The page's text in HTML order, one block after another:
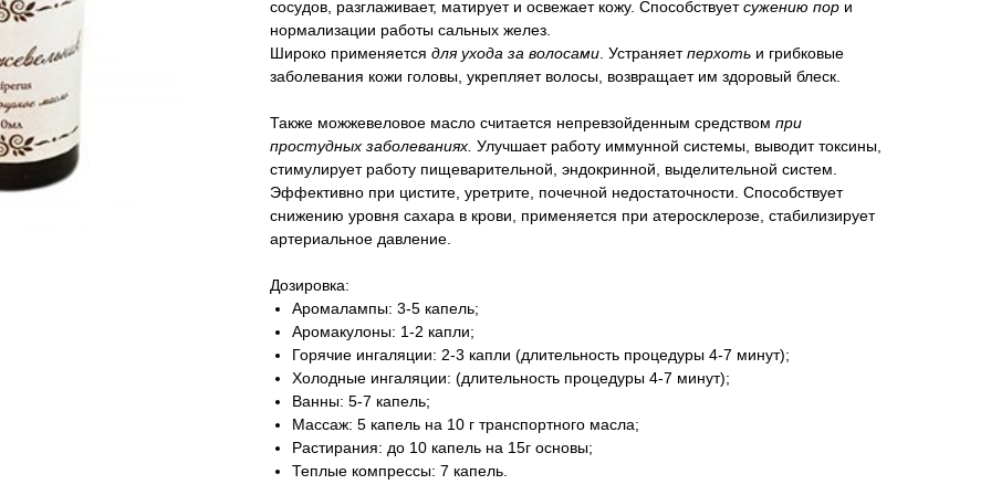
сосудов, разглаживает, матирует и освежает кожу. Способствуетсужению пор и
нормализации работы сальных желез.
Широко применяется для ухода за волосами. Устраняетперхоть и грибковые
заболевания кожи головы, укрепляет волосы, возвращает им здоровый блеск.
Также можжевеловое масло считается непревзойденным средством при
простудных заболеваниях. Улучшает работу иммунной системы, выводит токсины,
стимулирует работу пищеварительной, эндокринной, выделительной систем.
Эффективно при цистите, уретрите, почечной недостаточности. Способствует
снижению уровня сахара в крови, применяется при атеросклерозе, стабилизирует
артериальное давление.
Дозировка:
Аромалампы: 3-5 капель;
Аромакулоны: 1-2 капли;
Горячие ингаляции: 2-3 капли (длительность процедуры 4-7 минут);
Холодные ингаляции: (длительность процедуры 4-7 минут);
Ванны: 5-7 капель;
Массаж: 5 капель на 10 г транспортного масла;
Растирания: до 10 капель на 15г основы;
Теплые компрессы: 7 капель.